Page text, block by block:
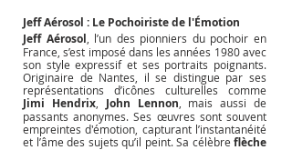
Jeff Aérosol : Le Pochoiriste de l'Émotion
Jeff Aérosol , l’un des pionniers du pochoir en
France, s’est imposé dans les années 1980 avec
son style expressif et ses portraits poignants.
Originaire de Nantes, il se distingue par ses
Jimi Hendrix, John Lennon , mais aussi de
passants anonymes. Ses œuvres sont souvent
empreintes d'émotion, capturant l’instantanéité
et l’âme des sujets qu’il peint. Sa célèbre flèche